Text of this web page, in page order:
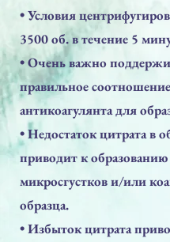
• Условия
3500об. в течение 5
• Очень важно
правильное
антикоагулянта для
• Недостаток цитрата в
приводит к образованию
микросгустков и/или
образца.
• Избыток цитрата